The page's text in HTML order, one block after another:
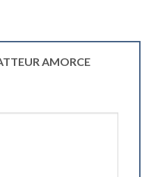
AMORCE